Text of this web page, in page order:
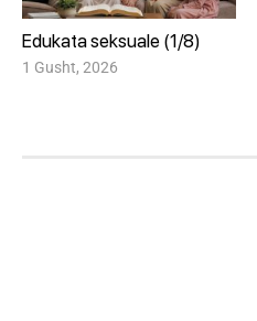
Edukata seksuale (1/8)
1 Gusht, 2026